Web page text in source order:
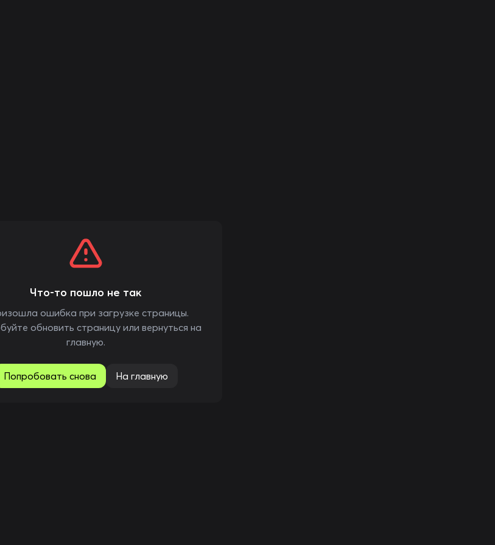
Что-то пошло не так
ошибка при загрузке страницы.
обновить страницу или вернуться на
главную.
Попробовать снова На главную